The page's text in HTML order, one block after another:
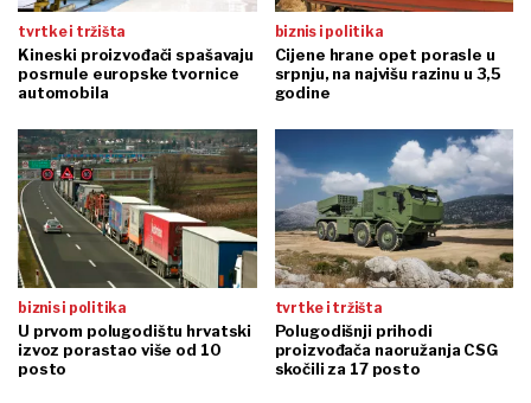
tvrtke i tržišta
Kineski proizvođači spašavaju
posrnule europske tvornice
automobila
biznis i politika
Cijene hrane opet porasle u
srpnju, na najvišu razinu u 3,5
godine
biznis i politika
U prvom polugodištu hrvatski
izvoz porastao više od 10
posto
tvrtke i tržišta
Polugodišnji prihodi
proizvođača naoružanja CSG
skočili za 17 posto